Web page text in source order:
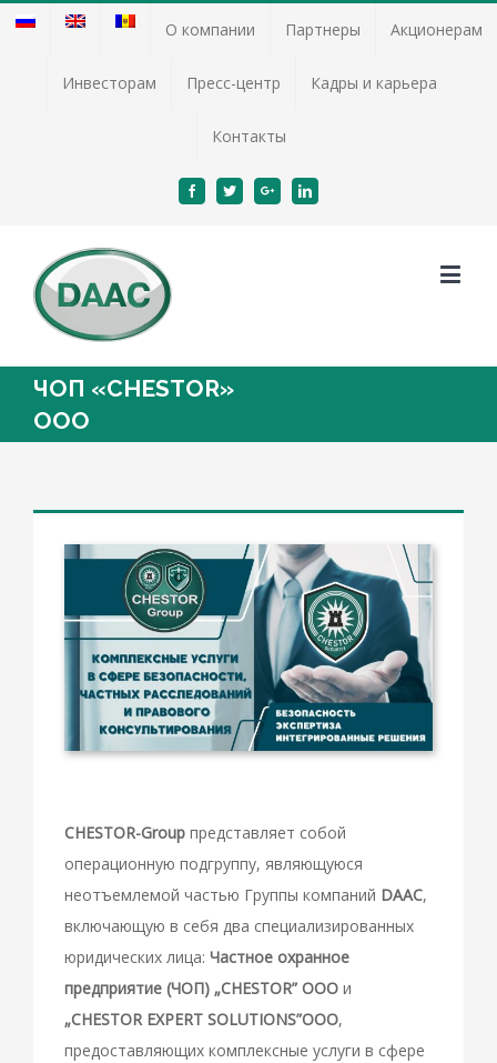
О компании Партнеры Акционерам
Инвесторам Пресс-центр Кадры и карьера
Контакты
FacebookTwitterGoogle+Linkedin
ЧОП «CHESTOR»
OOO
CHESTOR-Group представляет собой
операционную подгруппу, являющуюся
неотъемлемой частью Группы компаний DAAC,
включающую в себя два специализированных
юридических лица: Частное охранное
предприятие (ЧОП) „CHESTOR” ООО и
„CHESTOR EXPERT SOLUTIONS”ООО,
предоставляющих комплексные услуги в сфере